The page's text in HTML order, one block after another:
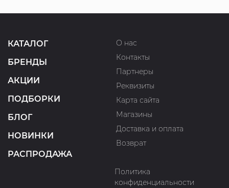
КАТАЛОГ
БРЕНДЫ
АКЦИИ
ПОДБОРКИ
БЛОГ
НОВИНКИ
РАСПРОДАЖА
О нас
Контакты
Партнеры
Реквизиты
Карта сайта
Магазины
Доставка и оплата
Возврат
Политика
конфиденциальности